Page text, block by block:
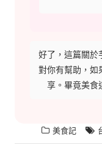
好了，這篇關於
對你有幫助，如
享。畢竟美食
美食記